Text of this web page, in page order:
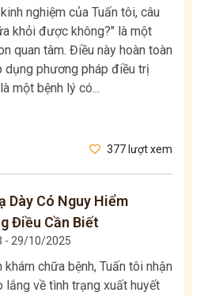
nghiệm của Tuấn tôi, câu
khỏi được không?" là một
quan tâm. Điều này hoàn toàn
dụng phương pháp điều trị
một bệnh lý có...
377 lượt xem
Dày Có Nguy Hiểm
Điều Cần Biết
- 29/10/2025
chữa bệnh, Tuấn tôi nhận
lắng về tình trạng xuất huyết